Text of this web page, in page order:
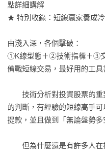
點詳細講解
★ 特別收錄：短線贏家養成
由淺入深，各個擊破：
①K線型態＋②技術指標＋③
備戰短線交易，最好用的工具
技術分析對投資股票的重
的判斷，有經驗的短線高手
提款，並且做到「無論盤勢多
但為什麼還是有許多人在